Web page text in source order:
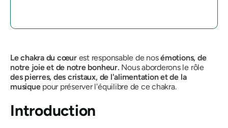
Le chakra du cœur est responsable de nosémotions, de
notre joie et de notre bonheur. Nous aborderons le rôle
des pierres, des cristaux, de l'alimentation et de la
musique pour préserver l'équilibre de ce chakra.
Introduction